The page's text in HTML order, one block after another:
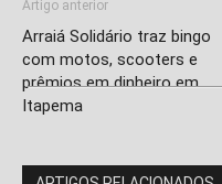
Artigo anterior
Arraiá Solidário traz bingo
com motos, scooters e
prêmios em dinheiro em
Itapema